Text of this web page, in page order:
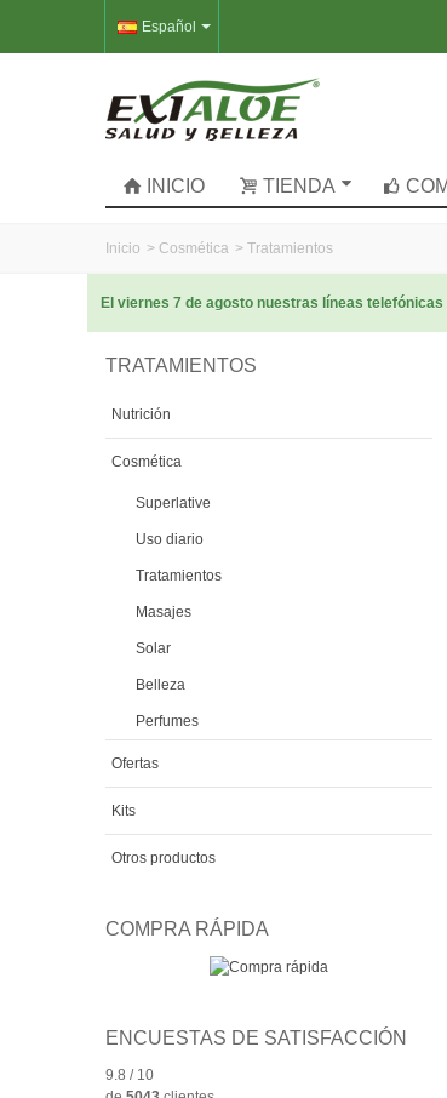
Español
INICIO TIENDA
Inicio > Cosmética > Tratamientos
El viernes 7 de agosto nuestras líneas
TRATAMIENTOS
Nutrición
Cosmética
Superlative
Uso diario
Tratamientos
Masajes
Solar
Belleza
Perfumes
Ofertas
Kits
Otros productos
COMPRA RÁPIDA
ENCUESTAS DE SATISFACCIÓN
9.8 / 10